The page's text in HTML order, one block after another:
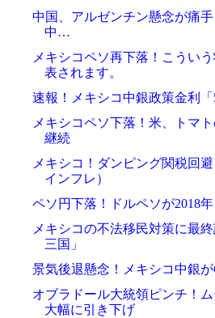
中国、アルゼンチン懸念が痛
中…
メキシコペソ再下落！こうい
表されます。
速報！メキシコ中銀政策金利「
メキシコペソ下落！米、トマ
継続
メキシコ！ダンピング関税回
インフレ）
ペソ円下落！ドルペソが2018
メキシコの不法移民対策に最
三国」
景気後退懸念！メキシコ中銀
オブラドール大統領ピンチ！
大幅に引き下げ